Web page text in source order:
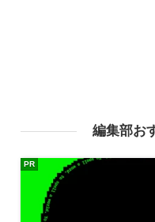
編集部お
PR